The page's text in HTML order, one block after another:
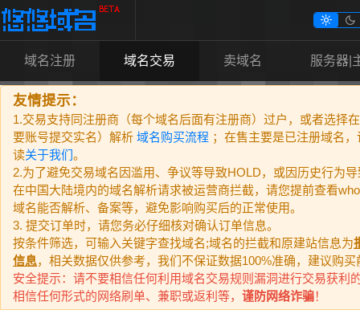
域名注册 域名交易 卖域名 服务器|
 
友情提示：
1.交易支持同注册商（每个域名后面有注册商）过户，或者选择
要账号提交实名）解析 域名购买流程 ；在售主要是已注册域名
读关于我们。
2.为了避免交易域名因滥用、争议等导致HOLD，或因历史行为
在中国大陆境内的域名解析请求被运营商拦截，请您提前查看
域名能否解析、备案等，避免影响购买后的正常使用。
3. 提交订单时，请您务必仔细核对确认订单信息。
按条件筛选，可输入关键字查找域名;域名的拦截和原建站信息为
信息，相关数据仅供参考，我们不保证数据100%准确，建议购买
安全提示：请不要相信任何利用域名交易规则漏洞进行交易获利
相信任何形式的网络刷单、兼职或返利等， 谨防网络诈骗！